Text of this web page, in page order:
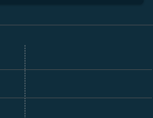
找票價
查找票價查找票價
disclaimer. 查找票價
offers-disclaimer. 查找票價
view-offers-disclaimer. 查找票價
cmp-view-offers-disclaimer. 查找票價
cmp-view-offers-disclaimer. 查找票價
cmp-view-offers-disclaimer. 查找
SIN–KMJ: cmp-view-offers-disclaimer.